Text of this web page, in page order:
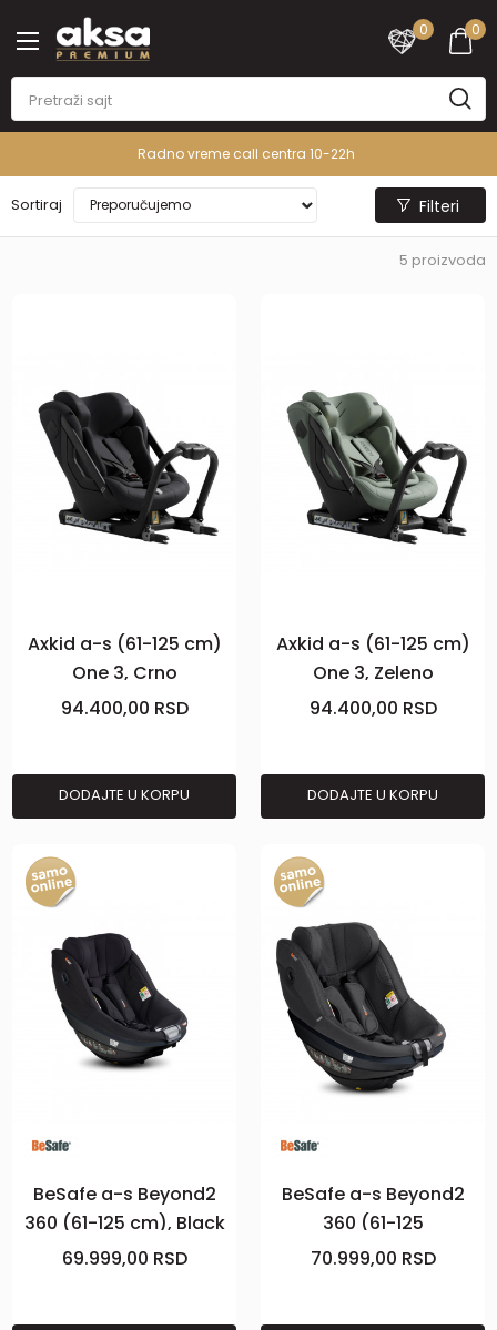
0
0
Radno vreme call centra 10-22h
Sortiraj Filteri
5 proizvoda
Axkid a-s (61-125 cm)
One 3, Crno
94.400,00 RSD
DODAJTE U KORPU
Axkid a-s (61-125 cm)
One 3, Zeleno
94.400,00 RSD
DODAJTE U KORPU
BeSafe a-s Beyond2
360 (61-125 cm), Black
cab
69.999,00 RSD
BeSafe a-s Beyond2
360 (61-125
cm),Anthracite Mesh
70.999,00 RSD